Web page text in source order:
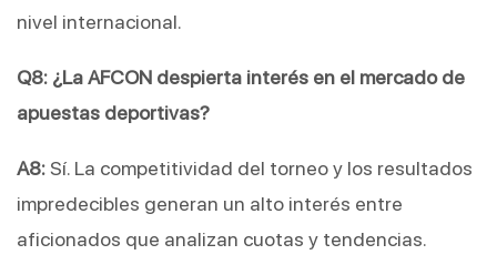
nivel internacional.
Q8: ¿La AFCON despierta interés en el mercado de
apuestas deportivas?
A8: Sí. La competitividad del torneo y los resultados
impredecibles generan un alto interés entre
aficionados que analizan cuotas y tendencias.